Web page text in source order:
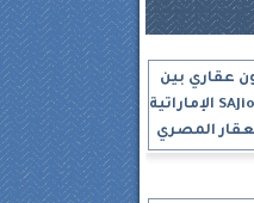
عقاري بين
COB المصرية وSAJio الإماراتية
المصري